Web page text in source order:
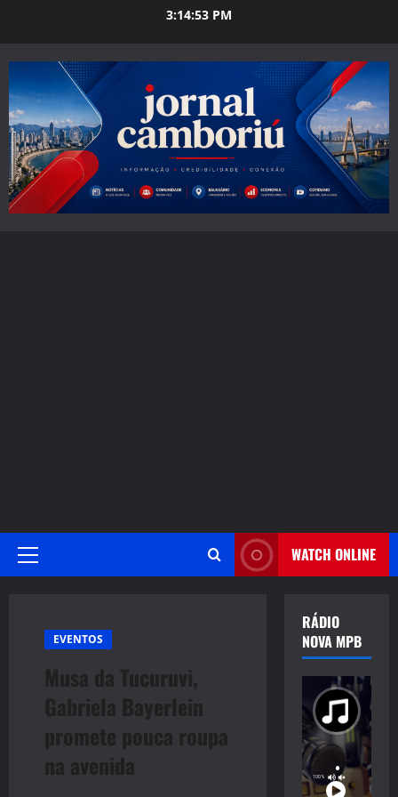
3:14:54 PM
Primary
WATCH ONLINE
EVENTOS
Musa da Tucuruvi,
Gabriela Bayerlein
promete pouca roupa
na avenida
RÁDIO
NOVA MPB